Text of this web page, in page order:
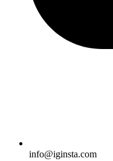
info@iginsta.com